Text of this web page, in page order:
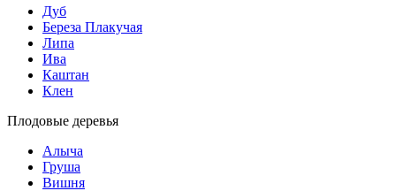
Дуб
Береза Плакучая
Липа
Ива
Каштан
Клен
Плодовые деревья
Алыча
Груша
Вишня